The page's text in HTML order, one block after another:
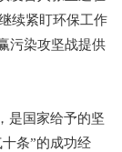
续紧盯环保工作
污染攻坚战提供
是国家给予的坚
条”的成功经